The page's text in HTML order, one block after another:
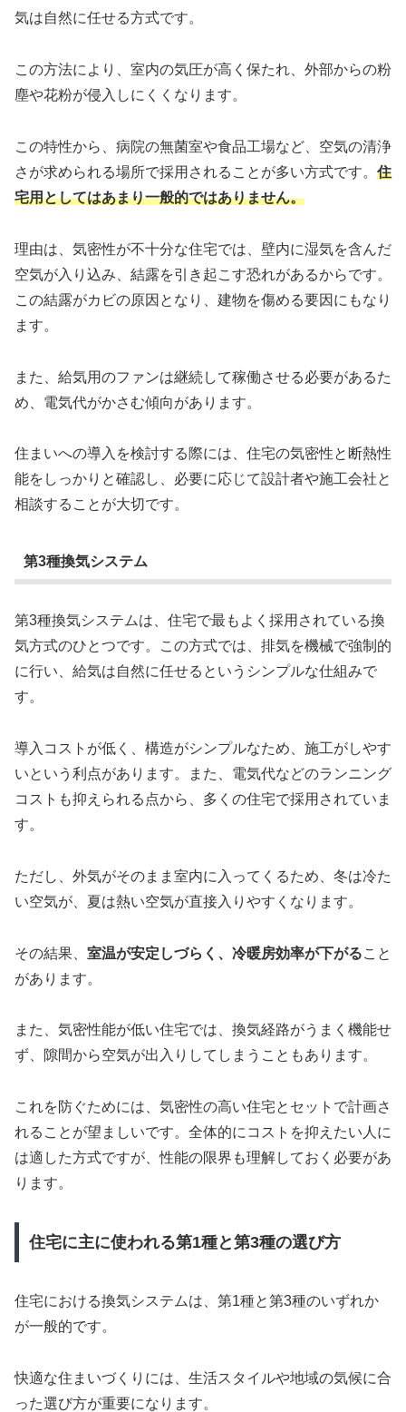
気は自然に任せる方式です。
この方法により、室内の気圧が高く保たれ、外部からの粉
塵や花粉が侵入しにくくなります。
この特性から、病院の無菌室や食品工場など、空気の清浄
さが求められる場所で採用されることが多い方式です。 住
宅用としてはあまり一般的ではありません。
理由は、気密性が不十分な住宅では、壁内に湿気を含んだ
空気が入り込み、結露を引き起こす恐れがあるからです。
この結露がカビの原因となり、建物を傷める要因にもなり
ます。
また、給気用のファンは継続して稼働させる必要があるた
め、電気代がかさむ傾向があります。
住まいへの導入を検討する際には、住宅の気密性と断熱性
能をしっかりと確認し、必要に応じて設計者や施工会社と
相談することが大切です。
第3種換気システム
第3種換気システムは、住宅で最もよく採用されている換
気方式のひとつです。この方式では、排気を機械で強制的
に行い、給気は自然に任せるというシンプルな仕組みで
す。
導入コストが低く、構造がシンプルなため、施工がしやす
いという利点があります。また、電気代などのランニング
コストも抑えられる点から、多くの住宅で採用されていま
す。
ただし、外気がそのまま室内に入ってくるため、冬は冷た
い空気が、夏は熱い空気が直接入りやすくなります。
その結果、 室温が安定しづらく、冷暖房効率が下がること
があります。
また、気密性能が低い住宅では、換気経路がうまく機能せ
ず、隙間から空気が出入りしてしまうこともあります。
これを防ぐためには、気密性の高い住宅とセットで計画さ
れることが望ましいです。全体的にコストを抑えたい人に
は適した方式ですが、性能の限界も理解しておく必要があ
ります。
住宅に主に使われる第1種と第3種の選び方
住宅における換気システムは、第1種と第3種のいずれか
が一般的です。
快適な住まいづくりには、生活スタイルや地域の気候に合
った選び方が重要になります。